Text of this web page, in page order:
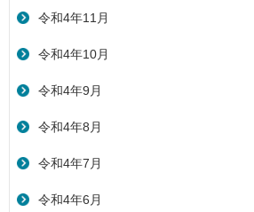
令和4年11月
令和4年10月
令和4年9月
令和4年8月
令和4年7月
令和4年6月